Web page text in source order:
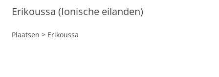
Erikoussa (Ionische eilanden)
Plaatsen > Erikoussa